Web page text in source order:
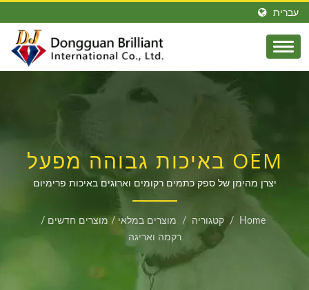
עברית
OEM באיכות גבוהה מפעל
רקמת OEM וכתמים
ארוגים עבור קונים
גלובליים
יצרן מהימן של ספק כתמים רקומים וארוגים באיכות פרימיום
מותאם אישית במחירים תחרותיים
Home
/ קטגוריה / מוצרים במלאי / מוצרים חדשים /
רקמה ואריגה